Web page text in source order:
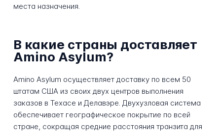
места назначения.
В какие страны доставляет
Amino Asylum?
Amino Asylum осуществляет доставку по всем 50
штатам США из своих двух центров выполнения
заказов в Техасе и Делавэре. Двухузловая система
обеспечивает географическое покрытие по всей
стране, сокращая средние расстояния транзита для